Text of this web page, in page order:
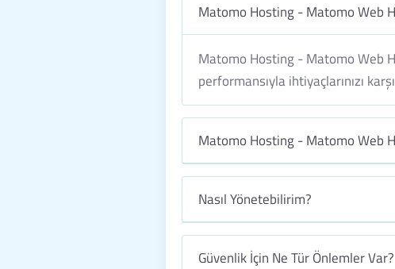
Matomo Hosting - Matomo Web
Matomo Hosting - Matomo Web
performansıyla ihtiyaçlarınızı
Matomo Hosting - Matomo Web
Nasıl Yönetebilirim?
Güvenlik İçin Ne Tür Önlemler Var?